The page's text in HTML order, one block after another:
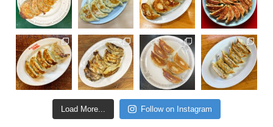
Load More... Follow on Instagram